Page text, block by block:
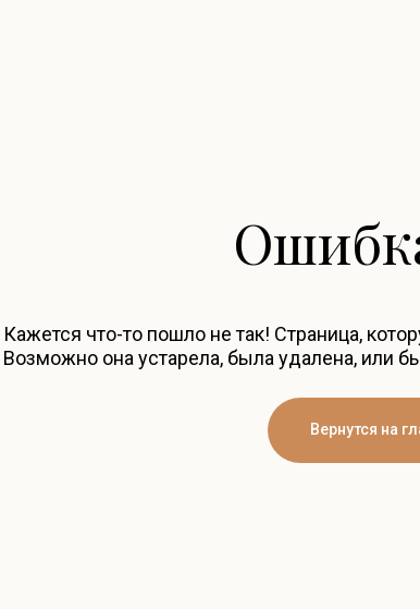
Кажется что-то пошло не так! Страница,
Вернутся на
Возможно она устарела, была удалена, или